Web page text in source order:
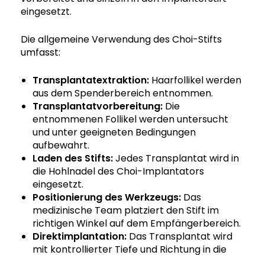
eingesetzt.
Die allgemeine Verwendung des Choi-Stifts
umfasst:
Transplantatextraktion: Haarfollikel werden
aus dem Spenderbereich entnommen.
Transplantatvorbereitung: Die
entnommenen Follikel werden untersucht
und unter geeigneten Bedingungen
aufbewahrt.
Laden des Stifts:Jedes Transplantat wird in
die Hohlnadel des Choi-Implantators
eingesetzt.
Positionierung des Werkzeugs: Das
medizinische Team platziert den Stift im
richtigen Winkel auf dem Empfängerbereich.
Direktimplantation: Das Transplantat wird
mit kontrollierter Tiefe und Richtung in die